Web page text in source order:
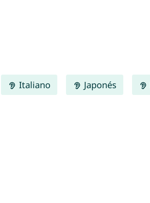
Italiano Japonés